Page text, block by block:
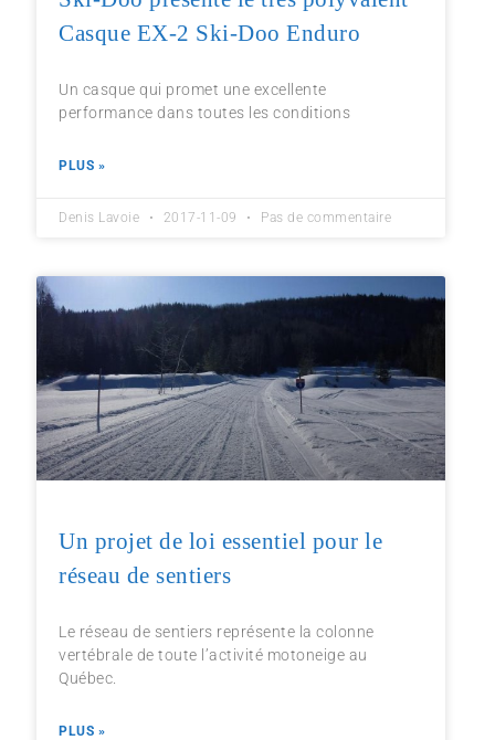
Casque EX-2 Ski-Doo Enduro
Un casque qui promet une excellente
performance dans toutes les conditions
PLUS »
Denis Lavoie 2017-11-09 Pas de commentaire
Un projet de loi essentiel pour le
réseau de sentiers
Le réseau de sentiers représente la colonne
vertébrale de toute l’activité motoneige au
Québec.
PLUS »